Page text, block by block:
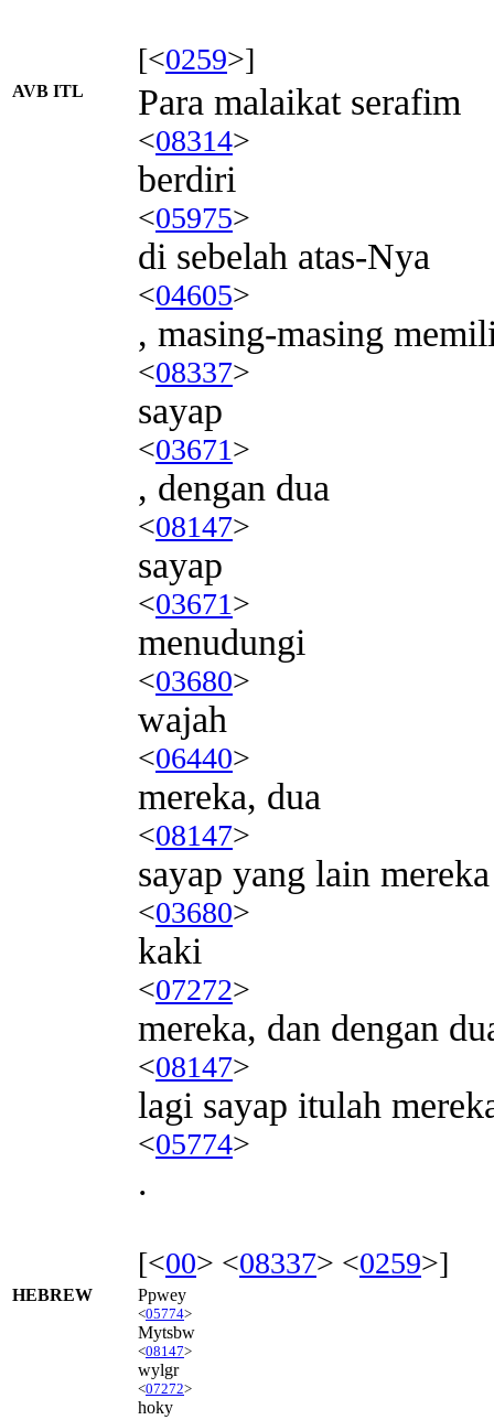
[<0259>]
AVB ITL Para malaikat serafim
<08314>
berdiri
<05975>
di sebelah atas-Nya
<04605>
, masing-masing
<08337>
sayap
<03671>
, dengan dua
<08147>
sayap
<03671>
menudungi
<03680>
wajah
<06440>
mereka, dua
<08147>
sayap yang lain
<03680>
kaki
<07272>
mereka, dan dengan
<08147>
lagi sayap itulah
<05774>
.
[<00> <08337> <0259>]
HEBREW Ppwey
<05774>
Mytsbw
<08147>
wylgr
<07272>
hoky